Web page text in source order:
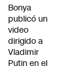
Bonya
publicó un
video
dirigido a
Vladimir
Putin en el